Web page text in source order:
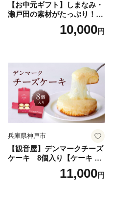
【お中元ギフト】しまなみ・
瀬戸田の素材がたっぷり！ジ
10,000円
兵庫県神戸市
【観音屋】デンマークチーズ
ケーキ 8個入り【ケーキ チ
ーズケーキ 人気スイーツ お
すすめスイーツ 神戸スイー
11,000円